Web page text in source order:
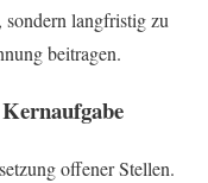
langfristig zu
beitragen.
offener Stellen.